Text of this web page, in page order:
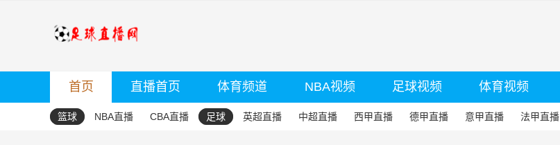
首页 直播首页 体育频道 NBA视频 足球视频 体育视频
篮球 NBA直播 CBA直播 足球 英超直播 中超直播 西甲直播 德甲直播 意甲直播 法甲直播